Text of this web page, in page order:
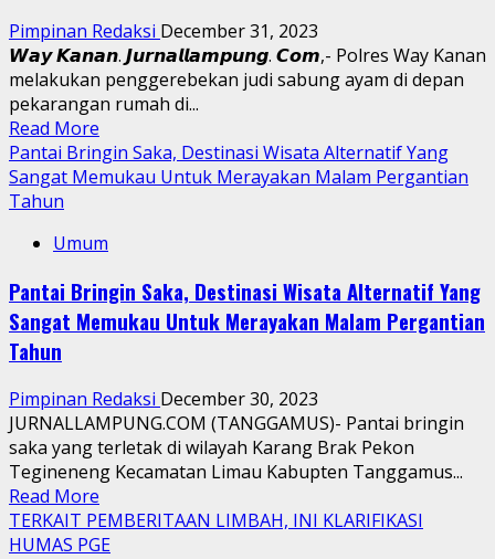
Pimpinan Redaksi December 31, 2023
𝙒𝙖𝙮 𝙆𝙖𝙣𝙖𝙣. 𝙅𝙪𝙧𝙣𝙖𝙡𝙡𝙖𝙢𝙥𝙪𝙣𝙜. 𝘾𝙤𝙢,- Polres Way Kanan
melakukan penggerebekan judi sabung ayam di depan
pekarangan rumah di...
Read More
more
about
Kanan
Judi
Sabung
Baradatu
Pantai Bringin Saka, Destinasi Wisata Alternatif Yang
Sangat Memukau Untuk Merayakan Malam Pergantian
Tahun
Umum
Pantai Bringin Saka, Destinasi Wisata Alternatif Yang
Sangat Memukau Untuk Merayakan Malam Pergantian
Tahun
Pimpinan Redaksi December 30, 2023
JURNALLAMPUNG.COM (TANGGAMUS)- Pantai bringin
saka yang terletak di wilayah Karang Brak Pekon
Tegineneng Kecamatan Limau Kabupten Tanggamus...
Read More
more
about
TERKAIT PEMBERITAAN LIMBAH, INI KLARIFIKASI
HUMAS PGE